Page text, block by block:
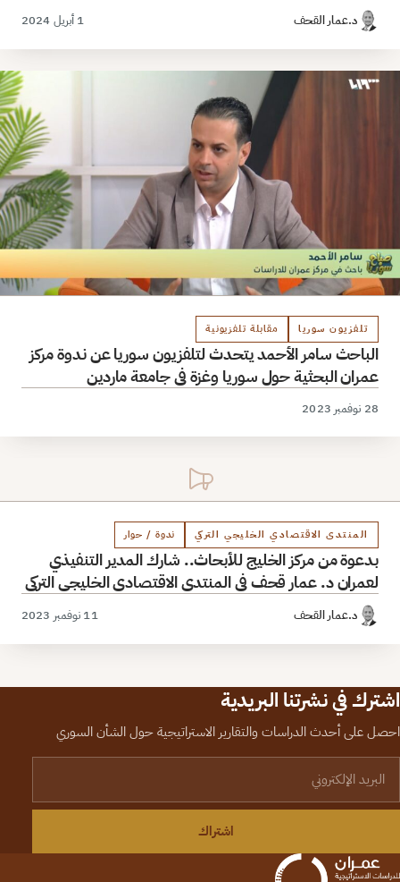
د.عمار القحف 1 أبريل 2024
تلفزيون سوريا مقابلة تلفزيونية
الباحث سامر الأحمد يتحدث لتلفزيون سوريا عن ندوة مركز
عمران البحثية حول سوريا وغزة في جامعة ماردين
28 نوفمبر 2023
المنتدى الاقتصادي الخليجي التركي ندوة / حوار
بدعوة من مركز الخليج للأبحاث.. شارك المدير التنفيذي
لعمران د. عمار قحف في المنتدى الاقتصادي الخليجي التركي
د.عمار القحف 11 نوفمبر 2023
اشترك في نشرتنا البريدية
احصل على أحدث الدراسات والتقارير الاستراتيجية حول الشأن السوري
اشتراك